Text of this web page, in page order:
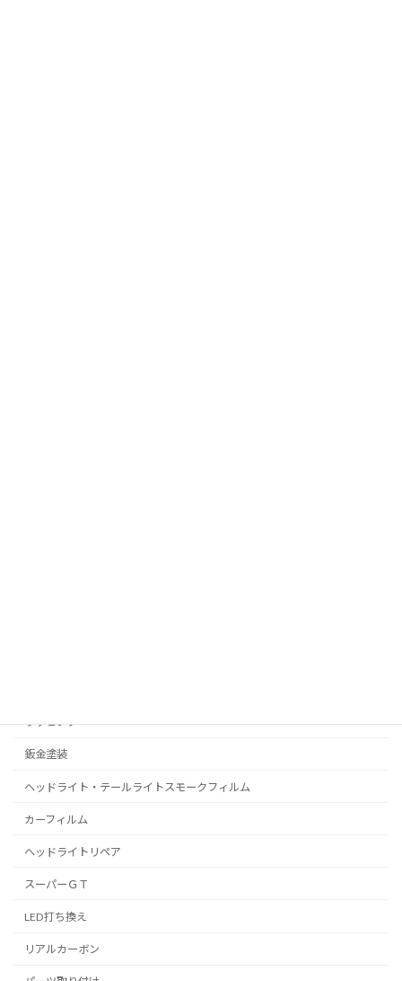
ラッピング
鈑金塗装
ヘッドライト・テールライトスモークフィルム
カーフィルム
ヘッドライトリペア
スーパーＧＴ
LED打ち換え
リアルカーボン